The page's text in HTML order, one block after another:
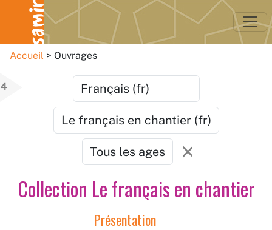
Accueil Ouvrages
4
Collection Le français en chantier
Présentation